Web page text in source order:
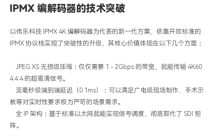
IPMX 编解码器的技术突破
以伟乐科技 IPMX 4K 编解码器为代表的新一代方案，依靠开放标准的
IPMX 协议栈实现了突破性的升级，其核心价值体现在以下几个方面：
JPEG XS 无损级压缩：仅仅需要 1 - 2Gbps 的带宽，就能传输 4K60
4:4:4 的超高清信号。
亚毫秒级端到端延迟（0.1ms）：可以满足广电级现场制作、手术示
教等对实时性要求极为严苛的场景需求。
全 IP 架构：基于标准以太网就能实现信号调度，彻底取代了 SDI 矩
阵。